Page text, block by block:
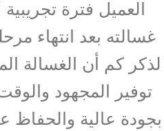
العميل فترة
غسالته بعد انتهاء
لذكر كم أن الغسالة
توفير المجهود
بجودة عالية والحفاظ